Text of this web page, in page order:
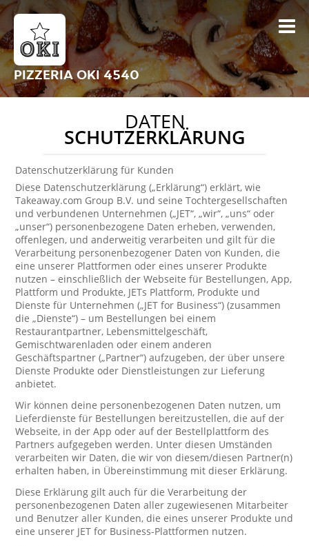
PIZZERIA OKI 4540
DATEN
SCHUTZERKLÄRUNG
Datenschutzerklärung für Kunden
Diese Datenschutzerklärung („Erklärung“) erklärt, wie
Takeaway.com Group B.V. und seine Tochtergesellschaften
und verbundenen Unternehmen („JET“, „wir“, „uns“ oder
„unser“) personenbezogene Daten erheben, verwenden,
offenlegen, und anderweitig verarbeiten und gilt für die
Verarbeitung personenbezogener Daten von Kunden, die
eine unserer Plattformen oder eines unserer Produkte
nutzen – einschließlich der Webseite für Bestellungen, App,
Plattform und Produkte, JETs Plattform, Produkte und
Dienste für Unternehmen („JET for Business“) (zusammen
die „Dienste“) – um Bestellungen bei einem
Restaurantpartner, Lebensmittelgeschäft,
Gemischtwarenladen oder einem anderen
Geschäftspartner („Partner“) aufzugeben, der über unsere
Dienste Produkte oder Dienstleistungen zur Lieferung
anbietet.
Wir können deine personenbezogenen Daten nutzen, um
Lieferdienste für Bestellungen bereitzustellen, die auf der
Webseite, in der App oder auf der Bestellplattform des
Partners aufgegeben werden. Unter diesen Umständen
verarbeiten wir Daten, die wir von diesem/diesen Partner(n)
erhalten haben, in Übereinstimmung mit dieser Erklärung.
Diese Erklärung gilt auch für die Verarbeitung der
personenbezogenen Daten aller zugewiesenen Mitarbeiter
und Benutzer aller Kunden, die eines unserer Produkte und
eine unserer JET for Business-Plattformen nutzen.